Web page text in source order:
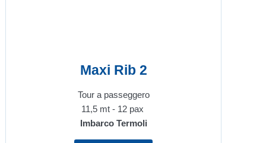
Maxi Rib 2
Tour a passeggero
11,5 mt - 12 pax
Imbarco Termoli